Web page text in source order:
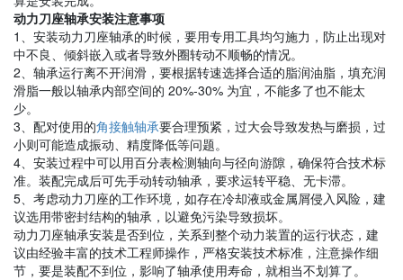
动力刀座轴承安装注意事项
1、安装动力刀座轴承的时候，要用专用工具均匀施力，防止出现对
中不良、倾斜嵌入或者导致外圈转动不顺畅的情况。
2、轴承运行离不开润滑，要根据转速选择合适的脂润油脂，填充润
滑脂一般以轴承内部空间的 20%-30% 为宜，不能多了也不能太
少。
3、配对使用的角接触轴承要合理预紧，过大会导致发热与磨损，过
小则可能造成振动、精度降低等问题。
4、安装过程中可以用百分表检测轴向与径向游隙，确保符合技术标
准。装配完成后可先手动转动轴承，要求运转平稳、无卡滞。
5、考虑动力刀座的工作环境，如存在冷却液或金属屑侵入风险，建
议选用带密封结构的轴承，以避免污染导致损坏。
动力刀座轴承安装是否到位，关系到整个动力装置的运行状态，建
议由经验丰富的技术工程师操作，严格安装技术标准，注意操作细
节，要是装配不到位，影响了轴承使用寿命，就相当不划算了。